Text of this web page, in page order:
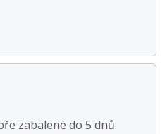
zabalené do 5 dnů.